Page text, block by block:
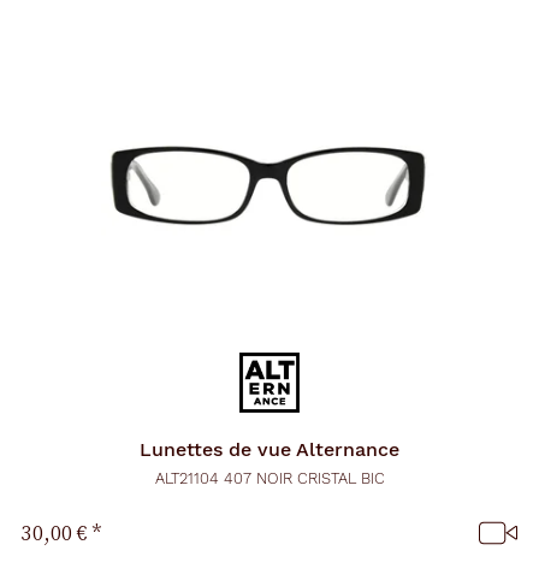
Lunettes de vue Alternance
ALT21104 407 NOIR CRISTAL BIC
30,00 €*